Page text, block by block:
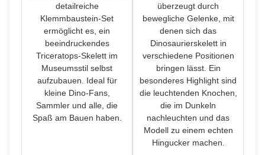
detailreiche
Klemmbaustein-Set
ermöglicht es, ein
beeindruckendes
Triceratops-Skelett im
Museumsstil selbst
aufzubauen. Ideal für
kleine Dino-Fans,
Sammler und alle, die
Spaß am Bauen haben.
überzeugt durch
bewegliche Gelenke, mit
denen sich das
Dinosaurierskelett in
verschiedene Positionen
bringen lässt. Ein
besonderes Highlight sind
die leuchtenden Knochen,
die im Dunkeln
nachleuchten und das
Modell zu einem echten
Hingucker machen.